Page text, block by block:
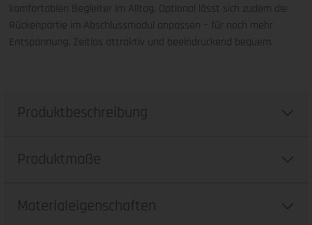
komfortablen Begleiter im Alltag. Optional lässt sich zudem die
Rückenpartie im Abschlussmodul anpassen – für noch mehr
Entspannung. Zeitlos attraktiv und beeindruckend bequem.
Produktbeschreibung
Produktmaße
Materialeigenschaften